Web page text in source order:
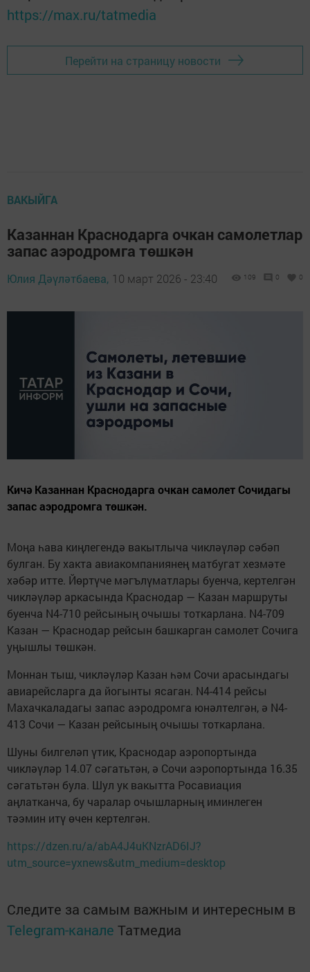
https://max.ru/tatmedia
Перейти на страницу новости
ВАКЫЙГА
Казаннан Краснодарга очкан самолетлар
запас аэродромга төшкән
Юлия Дәүләтбаева, 10 март 2026 - 23:40 109 0 0
Кичә Казаннан Краснодарга очкан самолет Сочидагы
запас аэродромга төшкән.
Моңа һава киңлегендә вакытлыча чикләүләр сәбәп
булган. Бу хакта авиакомпаниянең матбугат хезмәте
хәбәр итте. Йөртүче мәгълүматлары буенча, кертелгән
чикләүләр аркасында Краснодар — Казан маршруты
буенча N4-710 рейсының очышы тоткарлана. N4-709
Казан — Краснодар рейсын башкарган самолет Сочига
уңышлы төшкән.
Моннан тыш, чикләүләр Казан һәм Сочи арасындагы
авиарейсларга да йогынты ясаган. N4-414 рейсы
Махачкаладагы запас аэродромга юнәлтелгән, ә N4-
413 Сочи — Казан рейсының очышы тоткарлана.
Шуны билгеләп үтик, Краснодар аэропортында
чикләүләр 14.07 сәгатьтән, ә Сочи аэропортында 16.35
сәгатьтән була. Шул ук вакытта Росавиация
аңлатканча, бу чаралар очышларның иминлеген
тәэмин итү өчен кертелгән.
https://dzen.ru/a/abA4J4uKNzrAD6IJ?
utm_source=yxnews&utm_medium=desktop
Следите за самым важным и интересным в
Telegram-канале Татмедиа